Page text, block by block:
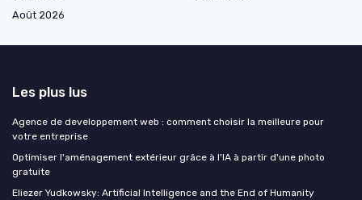
Août 2026
Les plus lus
Agence de developpement web : comment choisir la meilleure pour
votre entreprise
Optimiser l'aménagement extérieur grâce à l'IA à partir d'une photo
gratuite
Eliezer Yudkowsky: Artificial Intelligence and the End of Humanity